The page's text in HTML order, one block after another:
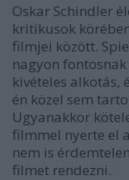
Oskar Schindler
kritikusok
filmjei között.
nagyon
kivételes alkotás,
én közel sem
Ugyanakkor
filmmel nyerte el
nem is
filmet rendezni.